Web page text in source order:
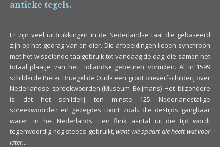
antieke tegels.
Er zijn veel uitdrukkingen in de Nederlandse taal die gebaseerd
zijn op het gedrag van en dier. Die afbeeldingen liepen synchroon
met het wisselende taalgebruik tot vandaag de dag, die samen het
totaal plaatje van het Hollandse gebeuren vormden. Al in 1599
schilderde Pieter Bruegel de Oude een groot olieverfschilderij over
Nederlandse spreekwoorden.(Museum Boijmans) Het bijzondere
is dat het schilderij ten minste 125 Nederlandstalige
spreekwoorden en gezegdes toont zoals die destijds gangbaar
waren in het Nederlands. Een flink aantal uit die tijd wordt
tegenwoordig nog steeds gebruikt,want wie spaart die heeft wat voor
later…